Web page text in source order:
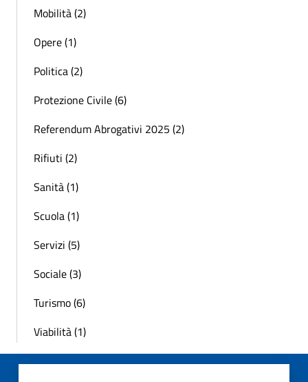
Mobilità (2)
Opere (1)
Politica (2)
Protezione Civile (6)
Referendum Abrogativi 2025 (2)
Rifiuti (2)
Sanità (1)
Scuola (1)
Servizi (5)
Sociale (3)
Turismo (6)
Viabilità (1)